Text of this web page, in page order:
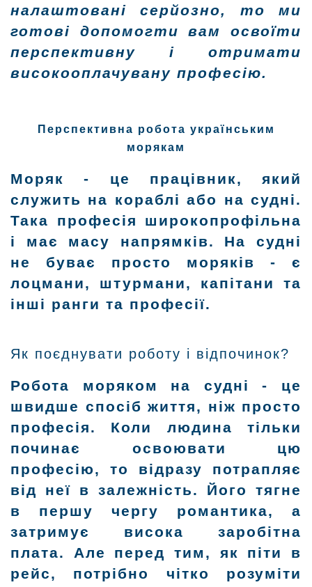
налаштовані серйозно, то ми
готові допомогти вам освоїти
перспективну і отримати
високооплачувану професію.
Перспективна робота українським
морякам
Моряк - це працівник, який
служить на кораблі або на судні.
Така професія широкопрофільна
і має масу напрямків. На судні
не буває просто моряків - є
лоцмани, штурмани, капітани та
інші ранги та професії.
Як поєднувати роботу і відпочинок?
Робота моряком на судні - це
швидше спосіб життя, ніж просто
професія. Коли людина тільки
починає освоювати цю
професію, то відразу потрапляє
від неї в залежність. Його тягне
в першу чергу романтика, а
затримує висока заробітна
плата. Але перед тим, як піти в
рейс, потрібно чітко розуміти